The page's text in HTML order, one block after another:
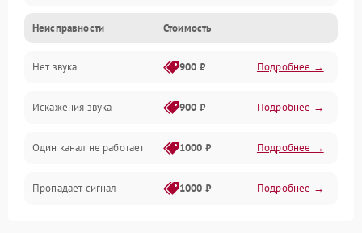
Управление
Корпус/Герметичность
Электронные компоненты
Неисправности Стоимость
Нет звука 900 ₽ Подробнее →
Искажения звука 900 ₽ Подробнее →
Один канал не работает 1000 ₽ Подробнее →
Пропадает сигнал 1000 ₽ Подробнее →